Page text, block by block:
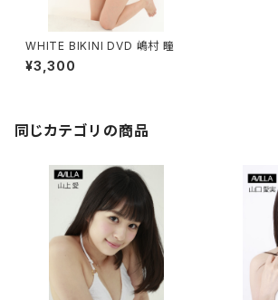
WHITE BIKINI DVD 嶋村 瞳
¥3,300
同じカテゴリの商品